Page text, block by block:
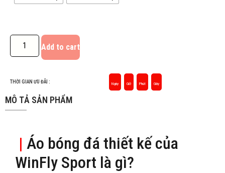
Add to cart
THỜI GIAN ƯU ĐÃI : Ngày Giờ Phút Giây
MÔ TẢ SẢN PHẨM
| Áo bóng đá thiết kế của
WinFly Sport là gì?